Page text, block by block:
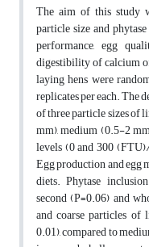
The aim of this study
particle size and
performance, egg
digestibility of calcium
laying hens were
replicates per each. The
of three particle sizes of
mm), medium (0.5-2
levels (0 and 300
Egg production and egg
diets. Phytase
second (P=0.06) and
and coarse particles of
0.01), compared to